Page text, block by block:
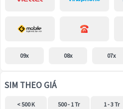
09x 08x 07x
SIM THEO GIÁ
< 500 K 500 - 1 Tr 1 - 3 Tr